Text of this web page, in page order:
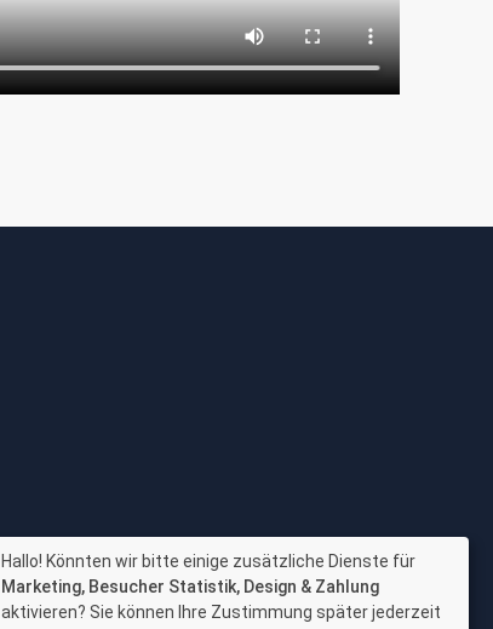
Hallo! Könnten wir bitte einige zusätzliche Dienste für
Marketing, Besucher Statistik, Design & Zahlung
aktivieren? Sie können Ihre Zustimmung später jederzeit